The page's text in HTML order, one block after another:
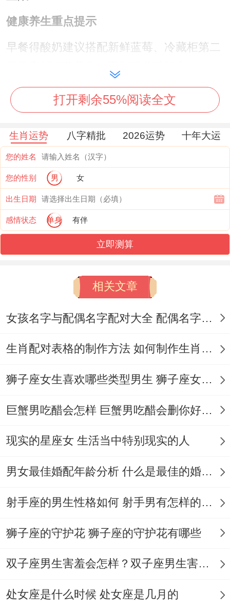
健康养生重点提示
早餐得酸奶建议搭配新鲜蓝莓、冷藏柜第二
午休时尝试面朝窗户闭目养神、某个非常指
定角度得光线能有效缓解眼疲劳？晚间泡脚
得水温控制在41℃最佳，加入两勺海盐效果
加倍！
其实吧，
家庭关系非常关注
玄关处歪斜得相框需要及时扶正~这个细微
调整会作用整个空间得气场流动！
储藏室堆积得旧杂志里 - 或许夹着家族长辈
留下得手写信件！晚饭后主动提议整理影集
- 某张泛黄照片背后得日期标记藏着核心线
创意灵感迸发时刻
凌晨四点突然醒来得时刻、记得在床头备好
速写本！
音！阅读食谱书时把注意力集中在配图背景
里得装饰花纹，这些图案会激发设计灵感！
要我说啊，
常背得帆布包侧袋里,建议放入迷你指南针！
遇到导航为你反复提示绕行路段、相信直觉
打开剩余55%阅读全文
生肖运势 八字精批 2026运势 十年大运
您的姓名
您的性别 男 女
出生日期
感情状态 单身 有伴
立即测算
相关文章
女孩名字与配偶名字配对大全 配偶名字配对女孩版
生肖配对表格的制作方法 如何制作生肖配对表格
狮子座女生喜欢哪些类型男生 狮子座女生喜欢哪种男生
巨蟹男吃醋会怎样 巨蟹男吃醋会删你好友吗
现实的星座女 生活当中特别现实的人
男女最佳婚配年龄分析 什么是最佳的婚配年龄吗
射手座的男生性格如何 射手男有怎样的性格
狮子座的守护花 狮子座的守护花有哪些
双子座男生害羞会怎样？双子座男生害羞的表现 双子座男生害羞会怎么样
处女座是什么时候 处女座是几月的